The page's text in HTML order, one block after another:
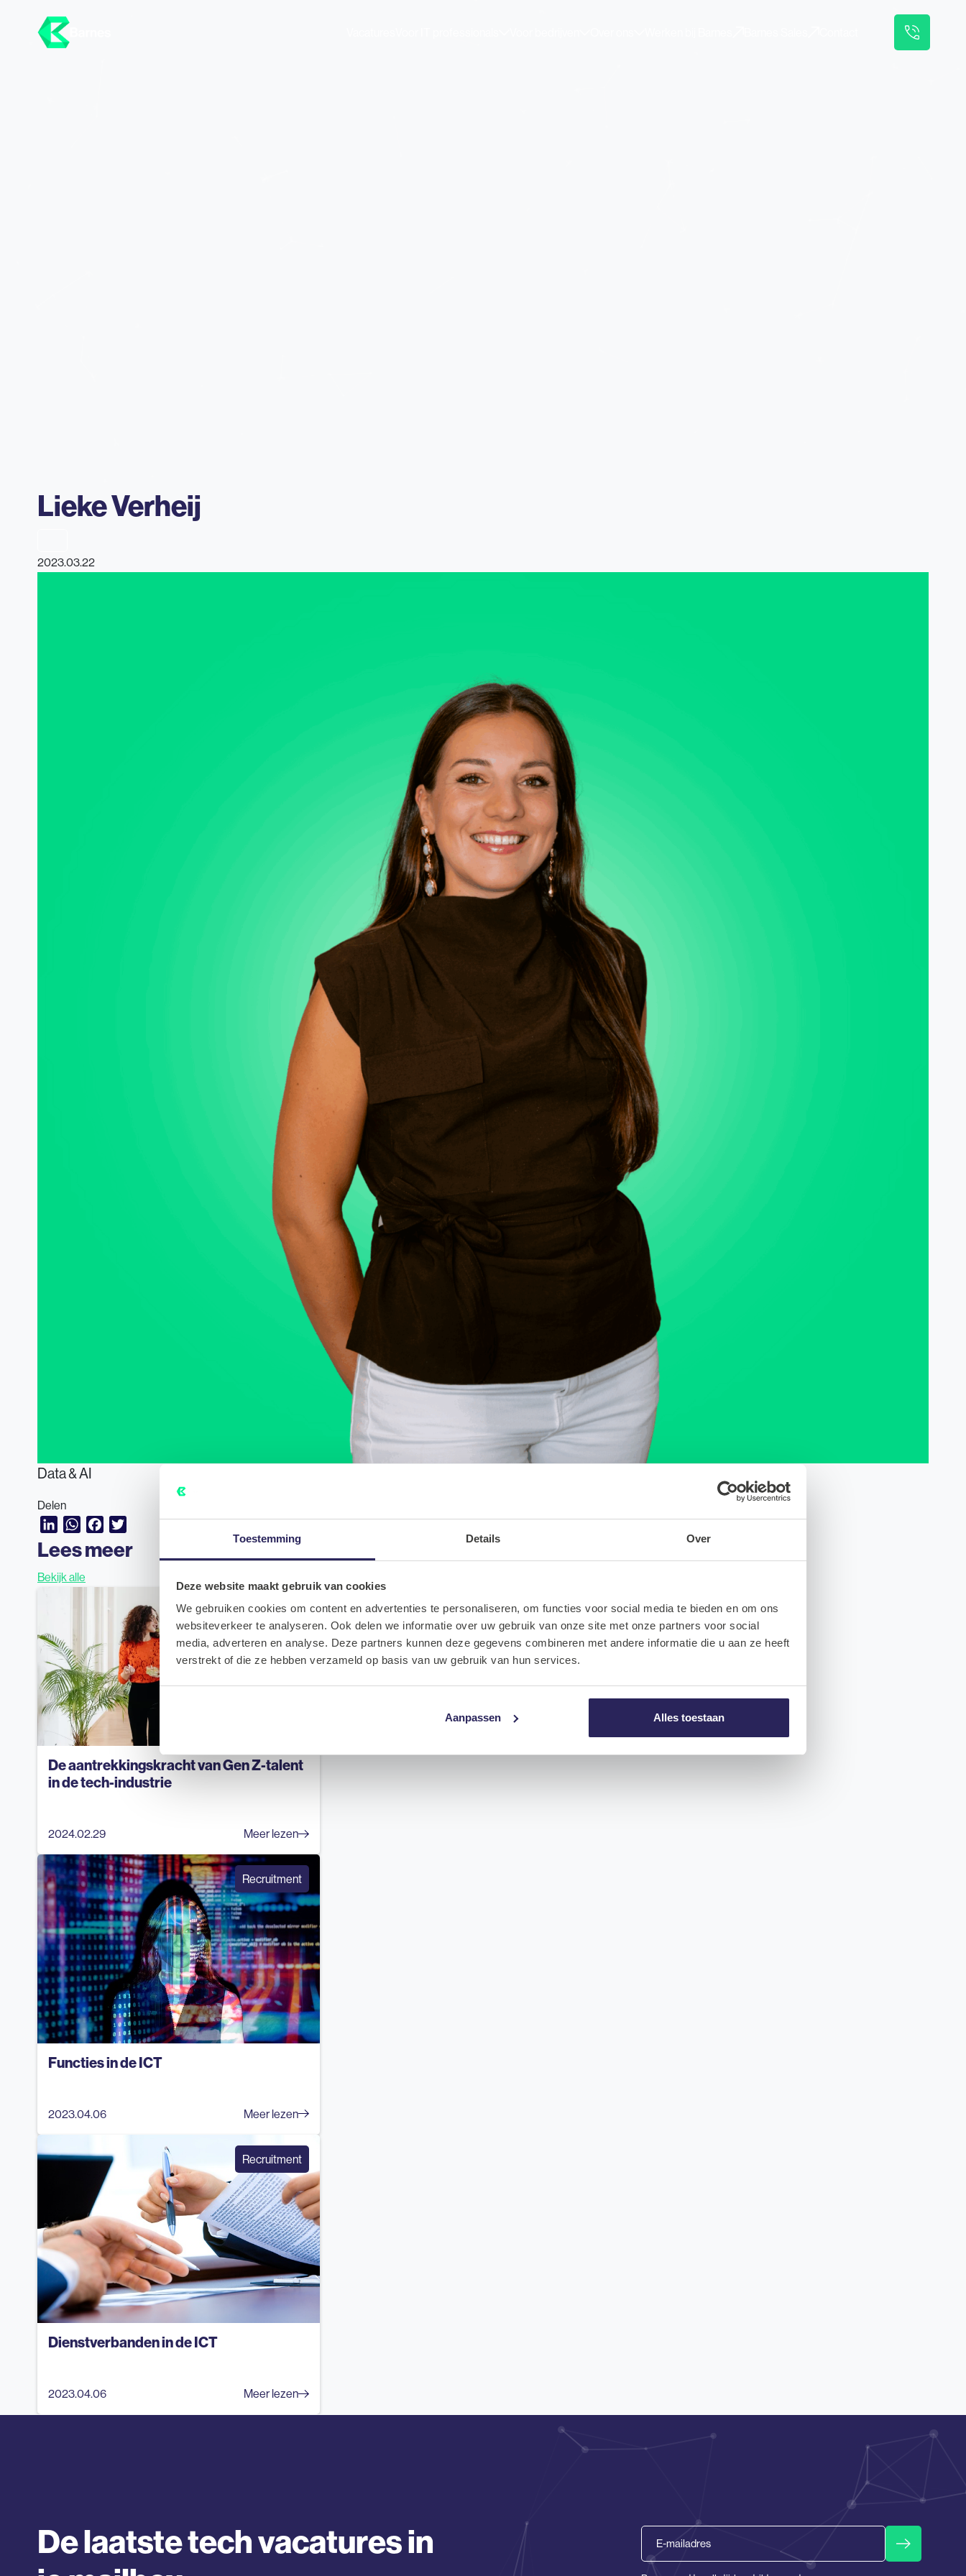
Toestemming Details Over
Deze website maakt gebruik van cookies
We gebruiken cookies om content en advertenties te personaliseren, om functies voor social media te bieden en om ons
websiteverkeer te analyseren. Ook delen we informatie over uw gebruik van onze site met onze partners voor social
media, adverteren en analyse. Deze partners kunnen deze gegevens combineren met andere informatie die u aan ze heeft
verstrekt of die ze hebben verzameld op basis van uw gebruik van hun services.
Aanpassen Alles toestaan
Lieke Verheij
2023.03.22
Data & AI
Delen
LinkedInWhatsAppFacebookTwitter
Lees meer
Bekijk alle
Nieuws Tech
De aantrekkingskracht van Gen Z-talent
in de tech-industrie
2024.02.29 Meer lezen
Recruitment
Functies in de ICT
2023.04.06 Meer lezen
Recruitment
Dienstverbanden in de ICT
2023.04.06 Meer lezen
De laatste tech vacatures in